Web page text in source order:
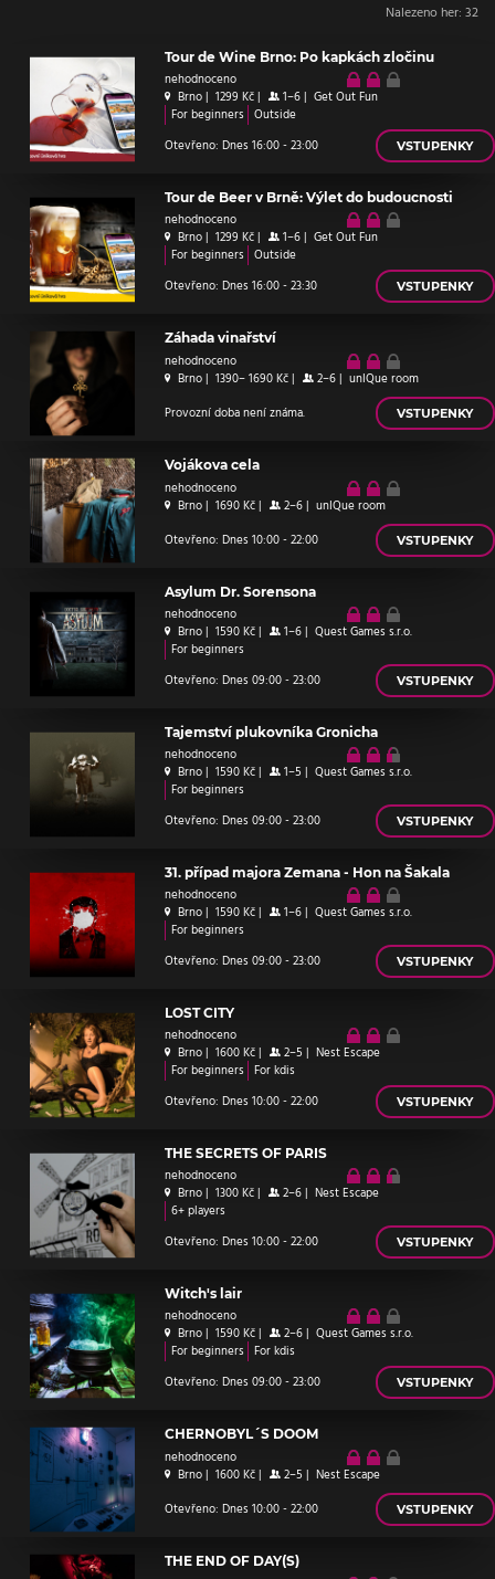
Nalezeno her: 32
Tour de Wine Brno: Po kapkách zločinu
nehodnoceno
Brno| 1299 Kč| 1–6| Get Out Fun
For beginners Outside
Otevřeno: Dnes 16:00 - 23:00
VSTUPENKY
Tour de Beer v Brně: Výlet do budoucnosti
nehodnoceno
Brno| 1299 Kč| 1–6| Get Out Fun
For beginners Outside
Otevřeno: Dnes 16:00 - 23:30
VSTUPENKY
Záhada vinařství
nehodnoceno
Brno| 1390– 1690 Kč| 2–6| unIQue room
Provozní doba není známa.
VSTUPENKY
Vojákova cela
nehodnoceno
Brno| 1690 Kč| 2–6| unIQue room
Otevřeno: Dnes 10:00 - 22:00
VSTUPENKY
Asylum Dr. Sorensona
nehodnoceno
Brno| 1590 Kč| 1–6| Quest Games s.r.o.
For beginners
Otevřeno: Dnes 09:00 - 23:00
VSTUPENKY
Tajemství plukovníka Gronicha
nehodnoceno
Brno| 1590 Kč| 1–5 | Quest Games s.r.o.
For beginners
Otevřeno: Dnes 09:00 - 23:00
VSTUPENKY
31. případ majora Zemana - Hon na Šakala
nehodnoceno
Brno| 1590 Kč| 1–6| Quest Games s.r.o.
For beginners
Otevřeno: Dnes 09:00 - 23:00
VSTUPENKY
LOST CITY
nehodnoceno
Brno| 1600 Kč| 2–5 | Nest Escape
For beginners For kdis
Otevřeno: Dnes 10:00 - 22:00
VSTUPENKY
THE SECRETS OF PARIS
nehodnoceno
Brno| 1300 Kč| 2–6| Nest Escape
6+ players
Otevřeno: Dnes 10:00 - 22:00
VSTUPENKY
Witch's lair
nehodnoceno
Brno| 1590 Kč| 2–6| Quest Games s.r.o.
For beginners For kdis
Otevřeno: Dnes 09:00 - 23:00
VSTUPENKY
CHERNOBYL´S DOOM
nehodnoceno
Brno| 1600 Kč| 2–5 | Nest Escape
Otevřeno: Dnes 10:00 - 22:00
VSTUPENKY
THE END OF DAY(S)